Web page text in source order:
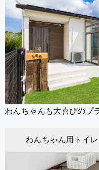
わんちゃんも大喜びのプ
わんちゃん用トイ